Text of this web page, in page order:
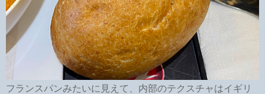
フランスパンみたいに見えて、内部のテクスチャはイギリ